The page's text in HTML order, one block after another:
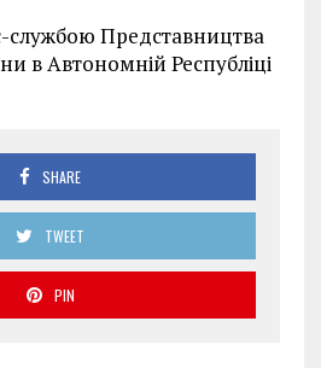
Представництва
в Автономній Республіці
SHARE
TWEET
PIN